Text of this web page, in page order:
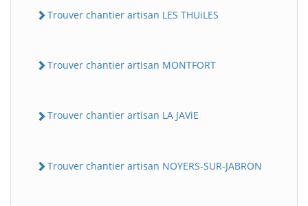
Trouver chantier artisan LES THUiLES
Trouver chantier artisan MONTFORT
Trouver chantier artisan LA JAViE
Trouver chantier artisan NOYERS-SUR-JABRON